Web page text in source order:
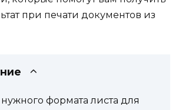
при печати документов из
формата листа для